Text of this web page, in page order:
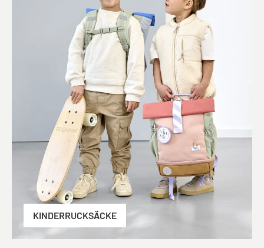
KINDERRUCKSÄCKE